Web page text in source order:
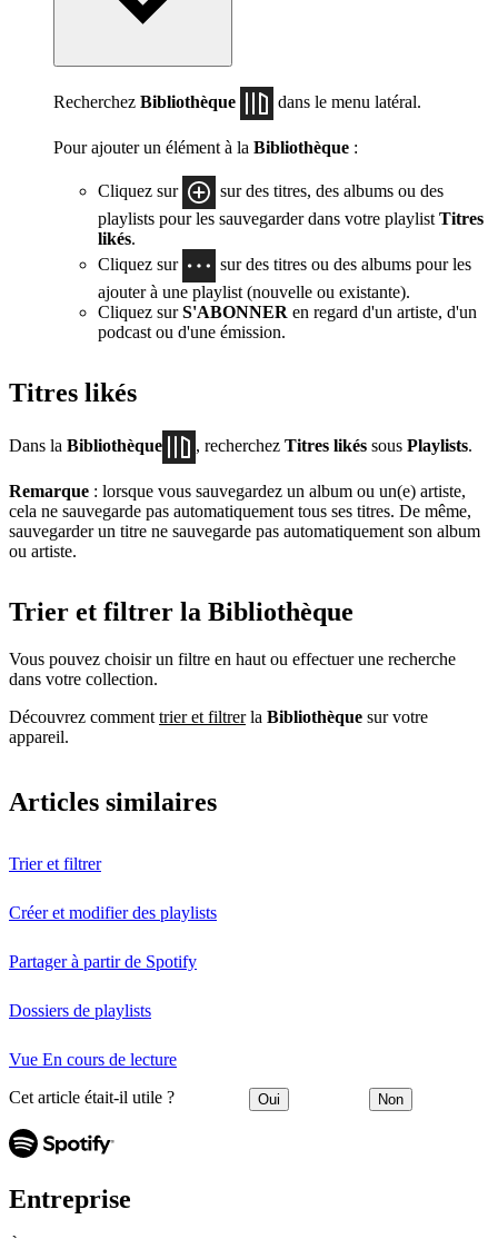
Recherchez Bibliothèque dans le menu latéral.
Pour ajouter un élément à la Bibliothèque :
Cliquez sur
sur des titres, des albums ou des
playlists pour les sauvegarder dans votre playlist Titres
likés.
Cliquez sur
sur des titres ou des albums pour les
ajouter à une playlist (nouvelle ou existante).
Cliquez surS'ABONNER en regard d'un artiste, d'un
podcast ou d'une émission.
Titres likés
Dans la Bibliothèque , recherchez Titres likés sous Playlists.
Remarque : lorsque vous sauvegardez un album ou un(e) artiste,
cela ne sauvegarde pas automatiquement tous ses titres. De même,
sauvegarder un titre ne sauvegarde pas automatiquement son album
ou artiste.
Trier et filtrer la Bibliothèque
Vous pouvez choisir un filtre en haut ou effectuer une recherche
dans votre collection.
Découvrez comment trier et filtrerla Bibliothèque sur votre
appareil.
Articles similaires
Trier et filtrer
Créer et modifier des playlists
Partager à partir de Spotify
Dossiers de playlists
Vue En cours de lecture
Cet article était-il utile ? Oui Non
Entreprise